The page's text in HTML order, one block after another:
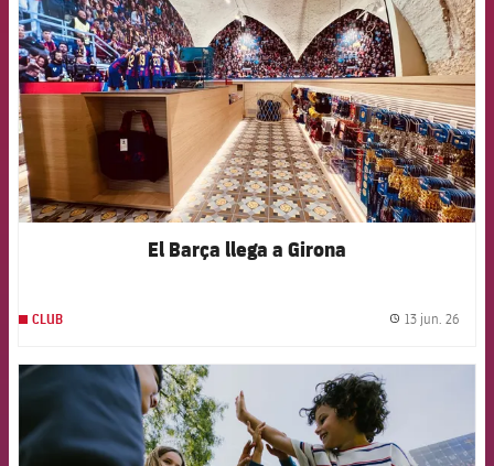
El Barça llega a Girona
CLUB 13 jun. 26
FCB Barcelona badge